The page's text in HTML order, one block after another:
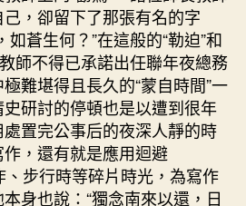
，卻留下了那張有名的字
蒼生何？”在這般的“勒迫”和
師不得已承諾出任聯年夜總務
難堪得且長久的“蒙自時間”一
研討的停頓也是以遭到很年
置完公事后的夜深人靜的時
，還有就是應用迴避
步行時等碎片時光，為寫作
身也說：“獨念南來以還，日